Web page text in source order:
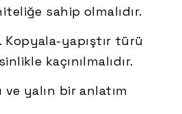
sahip olmalıdır.
Kopyala-yapıştır türü
kaçınılmalıdır.
ve yalın bir anlatım